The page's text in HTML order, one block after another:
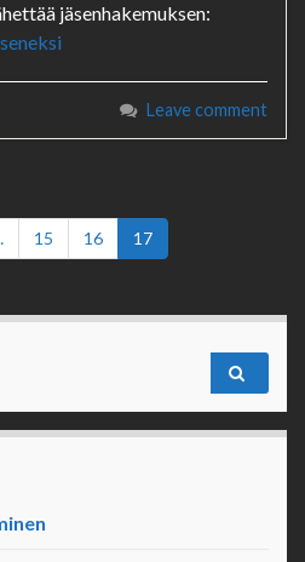
jäsenhakemuksen:
Leave comment
15 16 17